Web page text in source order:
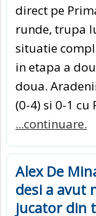
direct pe
runde, trupa
situatie
in etapa a
doua.
(0-4) si 0-1 cu
...continuare.
Alex De
desi a avut
jucator din